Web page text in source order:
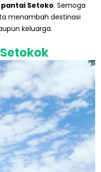
pantai Setoko. Semoga
menambah destinasi
keluarga.